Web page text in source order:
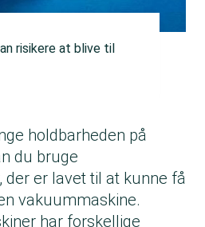
risikere at blive til
holdbarheden på
du bruge
der er lavet til at kunne få
vakuummaskine.
har forskellige